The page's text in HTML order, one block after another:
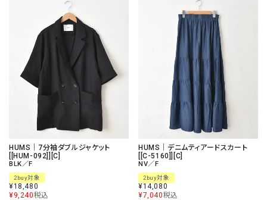
HUMS｜7分袖ダブルジャケット
[[HUM-092]][C]
BLK／F
2buy対象
¥18,480
¥9,240税込
HUMS｜デニムティアードスカート
[[C-5160]][C]
NV／F
2buy対象
¥14,080
¥7,040税込